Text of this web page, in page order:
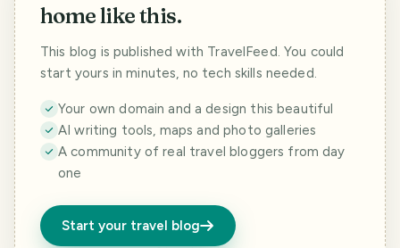
home like this.
This blog is published with TravelFeed. You could
start yours in minutes, no tech skills needed.
Your own domain and a design this beautiful
AI writing tools, maps and photo galleries
A community of real travel bloggers from day
one
Start your travel blog